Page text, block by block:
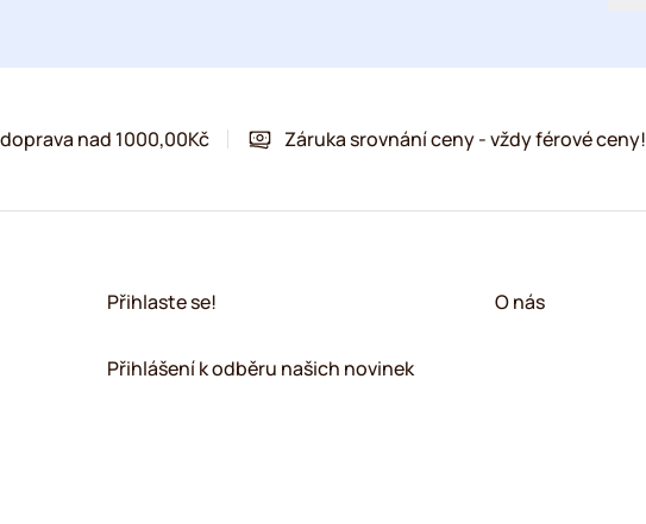
nad 1000,00Kč Záruka srovnání ceny - vždy férové ceny!
Přihlaste se!
Přihlášení k odběru našich novinek
O nás